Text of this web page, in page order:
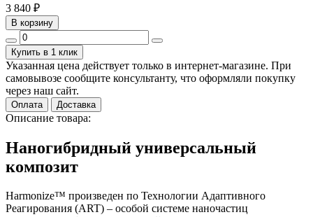
3 840 ₽
В корзину
Купить в 1 клик
Указанная цена действует только в интернет-магазине. При
самовывозе сообщите консультанту, что оформляли покупку
через наш сайт.
Оплата Доставка
Описание товара:
Наногибридный универсальный
композит
Harmonize™ произведен по Технологии Адаптивного
Реагирования (ART) – особой системе наночастиц